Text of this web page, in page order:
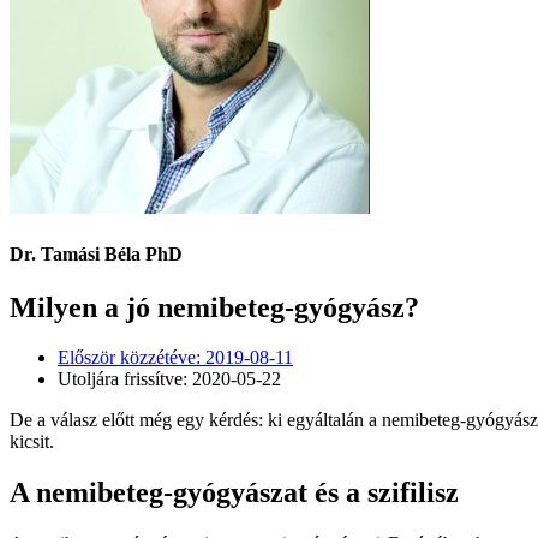
Dr. Tamási Béla PhD
Milyen a jó nemibeteg-gyógyász?
Először közzétéve: 2019-08-11
Utoljára frissítve: 2020-05-22
De a válasz előtt még egy kérdés: ki egyáltalán a nemibeteg-
kicsit.
A nemibeteg-gyógyászat és a szifilisz